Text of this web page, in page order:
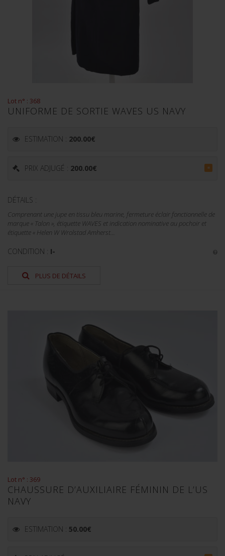
Lot n° : 368
UNIFORME DE SORTIE WAVES US NAVY
ESTIMATION : 200.00€
PRIX ADJUGÉ : 200.00€ =
DÉTAILS :
Comprenant une jupe en tissu bleu marine, fermeture éclair fonctionnelle de
marque « Talon », étiquette WAVES et indication nominative au pochoir et
étiquette « Helen W Wrolstad Amherst...
CONDITION : I-
PLUS DE DÉTAILS
Lot n° : 369
CHAUSSURE D’AUXILIAIRE FÉMININ DE L’US
NAVY
ESTIMATION : 50.00€